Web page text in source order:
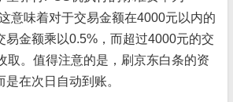
意味着对于交易金额在4000元以内的
易金额乘以0.5%，而超过4000元的交
取。值得注意的是，刷京东白条的资
在次日自动到账。